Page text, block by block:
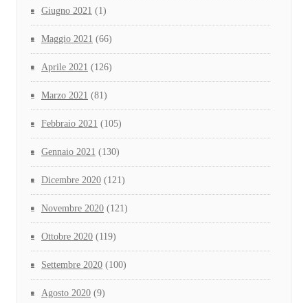
Giugno 2021 (1)
Maggio 2021 (66)
Aprile 2021 (126)
Marzo 2021 (81)
Febbraio 2021 (105)
Gennaio 2021 (130)
Dicembre 2020 (121)
Novembre 2020 (121)
Ottobre 2020 (119)
Settembre 2020 (100)
Agosto 2020 (9)